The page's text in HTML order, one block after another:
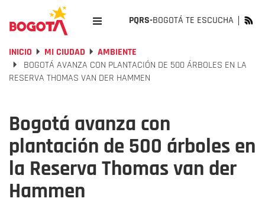
PQRS-BOGOTÁ TE ESCUCHA
INICIO MI CIUDAD
AMBIENTE
BOGOTÁ AVANZA CON PLANTACIÓN DE 500 ÁRBOLES EN LA
RESERVA THOMAS VAN DER HAMMEN
Bogotá avanza con
plantación de 500 árboles en
la Reserva Thomas van der
Hammen